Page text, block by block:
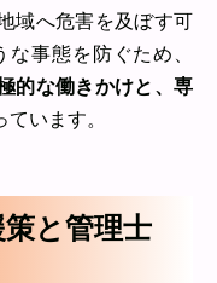
域へ危害を及ぼす可
事態を防ぐため、
的な働きかけと、専
います。
と管理士